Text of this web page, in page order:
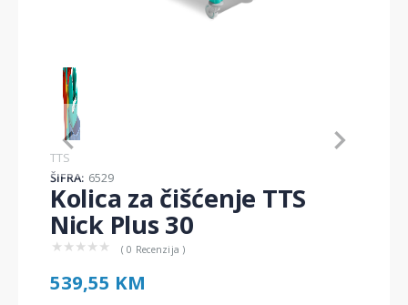
Item
1
of
1
TTS
ŠIFRA: 6529
Kolica za čišćenje TTS
Nick Plus 30
★ ★ ★ ★ ★ ( 0 Recenzija )
539,55 KM